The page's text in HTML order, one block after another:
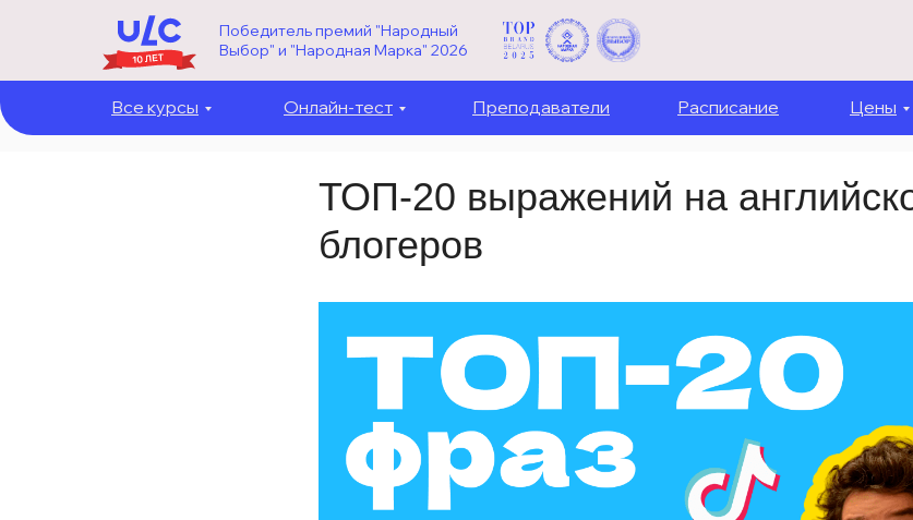
Победитель премий "Народный
Выбор" и "Народная Марка" 2026
Цены
Онлайн-тест Преподаватели Расписание
Все курсы
ТОП-20 выражений на
блогеров